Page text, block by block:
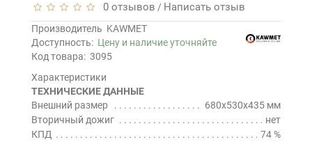
0 отзывов / Написать отзыв
Производитель KAWMET
Доступность: Цену и наличие уточняйте
Код товара: 3095
Характеристики
ТЕХНИЧЕСКИЕ ДАННЫЕ
Внешний размер
680x530x435 мм
Вторичный дожиг
нет
КПД
74 %